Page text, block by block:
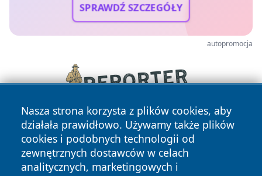
SPRAWDŹ SZCZEGÓŁY
autopromocja
Nasza strona korzysta z plików cookies, aby
działała prawidłowo. Używamy także plików
cookies i podobnych technologii od
zewnętrznych dostawców w celach
analitycznych, marketingowych i